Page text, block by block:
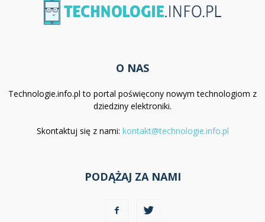
O NAS
Technologie.info.pl to portal poświęcony nowym technologiom z
dziedziny elektroniki.
Skontaktuj się z nami: kontakt@technologie.info.pl
PODĄŻAJ ZA NAMI